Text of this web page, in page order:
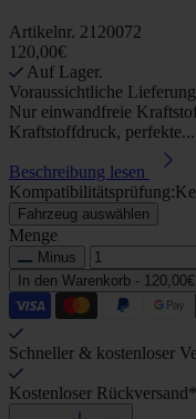
Artikelnr. 2120072
120,00€
Auf Lager.
Voraussichtliche
Nur einwandfreie
Kraftstoffdruck, perfekte...
Beschreibung lesen
Kompatibilitätsprüfung:
Fahrzeug auswählen
Menge
Minus
In den Warenkorb - 120,00€
Schneller & kostenloser
Kostenloser Rückversand*